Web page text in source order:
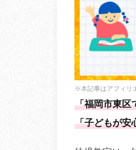
※本記事はアフィリ
「福岡市東区
「子どもが安